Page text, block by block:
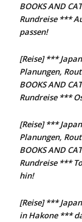
BOOKS AND
Rundreise ***
passen!
[Reise] ***
Planungen,
BOOKS AND
Rundreise ***
[Reise] ***
Planungen,
BOOKS AND
Rundreise ***
hin!
[Reise] ***
in Hakone ***